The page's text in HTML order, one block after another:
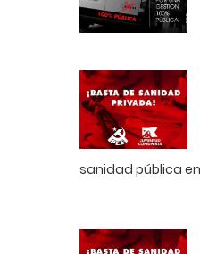
sanidad pública